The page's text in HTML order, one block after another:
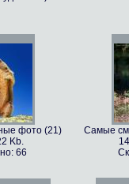
фото (10)
Kb.
Самые
фото (21)
Kb.
66
Самые